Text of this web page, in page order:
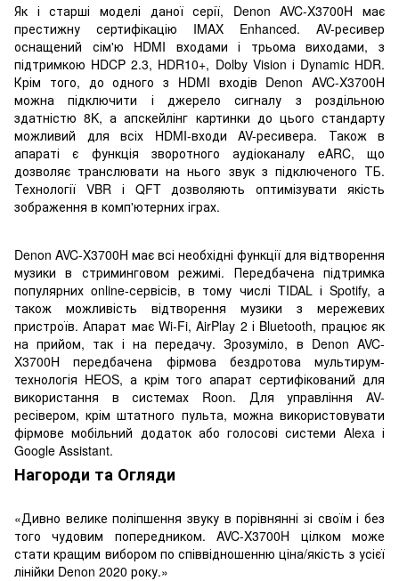
Як і старші моделі даної серії, Denon AVC-X3700H має
престижну сертифікацію IMAX Enhanced. AV-ресивер
оснащений сім'ю HDMI входами і трьома виходами, з
підтримкою HDCP 2.3, HDR10+, Dolby Vision і Dynamic HDR.
Крім того, до одного з HDMI входів Denon AVC-X3700H
можна підключити і джерело сигналу з роздільною
здатністю 8K, а апскейлінг картинки до цього стандарту
можливий для всіх HDMI-входи AV-ресивера. Також в
апараті є функція зворотного аудіоканалу eARC, що
дозволяє транслювати на нього звук з підключеного ТБ.
Технології VBR і QFT дозволяють оптимізувати якість
зображення в комп'ютерних іграх.
Denon AVC-X3700H має всі необхідні функції для відтворення
музики в стриминговом режимі. Передбачена підтримка
популярних online-сервісів, в тому числі TIDAL і Spotify, а
також можливість відтворення музики з мережевих
пристроїв. Апарат має Wi-Fi, AirPlay 2 і Bluetooth, працює як
на прийом, так і на передачу. Зрозуміло, в Denon AVC-
X3700H передбачена фірмова бездротова мультирум-
технологія HEOS, а крім того апарат сертифікований для
використання в системах Roon. Для управління AV-
ресівером, крім штатного пульта, можна використовувати
фірмове мобільний додаток або голосові системи Alexa і
Google Assistant.
Нагороди та Огляди
«Дивно велике поліпшення звуку в порівнянні зі своїм і без
того чудовим попередником. AVC-X3700H цілком може
стати кращим вибором по співвідношенню ціна/якість з усієї
лінійки Denon 2020 року.»